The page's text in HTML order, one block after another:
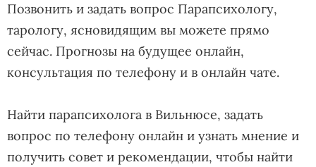
Позвонить и задать вопрос Парапсихологу,
тарологу, ясновидящим вы можете прямо
сейчас. Прогнозы на будущее онлайн,
консультация по телефону и в онлайн чате.
Найти парапсихолога в Вильнюсе, задать
вопрос по телефону онлайн и узнать мнение и
получить совет и рекомендации, чтобы найти